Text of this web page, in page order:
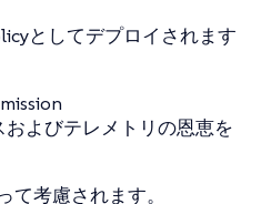
としてデプロイされます
よびテレメトリの恩恵を
て考慮されます。